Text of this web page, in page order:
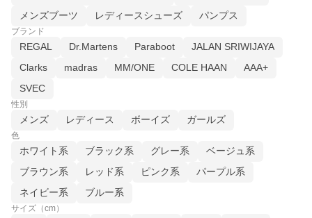
メンズブーツ
レディースシューズ パンプス
ブランド
REGAL Dr.Martens Paraboot
JALAN SRIWIJAYA
Clarks
madras MM/ONE COLE HAAN
AAA+
SVEC
性別
メンズ レディース ボーイズ ガールズ
色
ホワイト系 ブラック系 グレー系
ベージュ系
ブラウン系
レッド系 ピンク系
パープル系
ネイビー系
ブルー系
サイズ（cm）